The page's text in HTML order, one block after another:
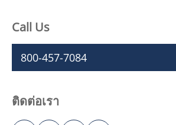
Call Us
800-457-7084
ติดต่อเรา